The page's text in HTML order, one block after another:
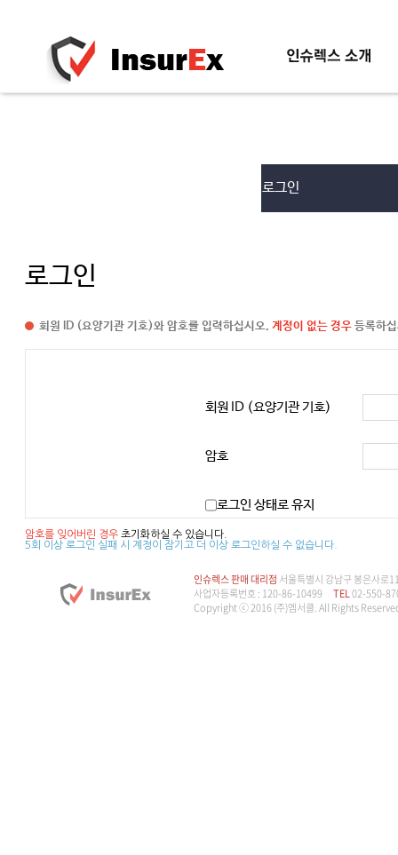
신청방법
로그인
로그인
회원 ID (요양기관 기호)와 암호를 입력하십시오. 계정이 없는 경우등록하
회원 ID (요양기관 기호)
암호
로그인 상태로 유지
암호를 잊어버린 경우초기화하실 수 있습니다.
5회 이상 로그인 실패 시 계정이 잠기고 더 이상 로그인하실 수 없습니다.
인슈렉스 판매 대리점 서울특별시 강남구 봉은사로
사업자등록번호 : 120-86-10499
TEL02-550-
Copyright ⓒ 2016 (주)엠서클. All Rights